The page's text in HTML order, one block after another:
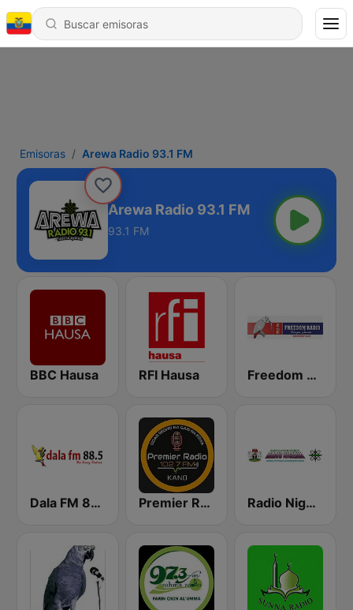
Emisoras Arewa Radio 93.1 FM
Arewa Radio 93.1 FM
93.1 FM
BBC Hausa RFI Hausa Freedom Radio 99.5 FM
Dala FM 88.5 Premier Radio 102.7 FM Radio Nigeria Kaduna